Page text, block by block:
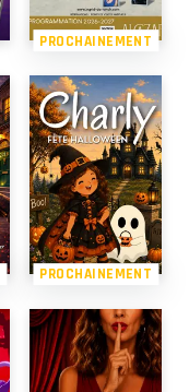
PROCHAINEMENT
PROCHAINEMENT